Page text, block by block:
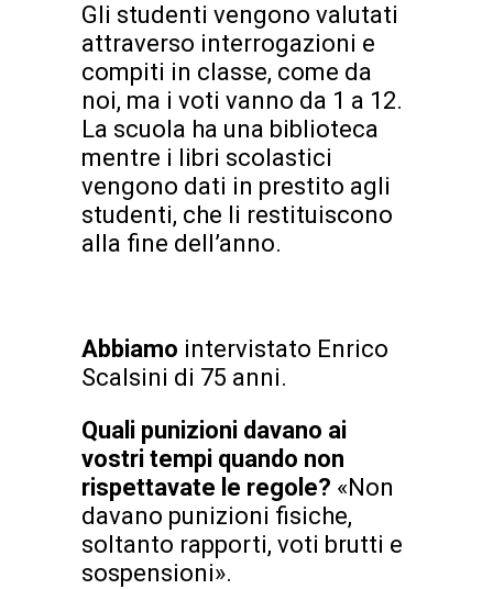
Gli studenti vengono valutati
attraverso interrogazioni e
compiti in classe, come da
noi, ma i voti vanno da 1 a 12.
La scuola ha una biblioteca
mentre i libri scolastici
vengono dati in prestito agli
studenti, che li restituiscono
alla fine dell’anno.
Abbiamo intervistato Enrico
Scalsini di 75 anni.
Quali punizioni davano ai
vostri tempi quando non
rispettavate le regole? «Non
davano punizioni fisiche,
soltanto rapporti, voti brutti e
sospensioni».